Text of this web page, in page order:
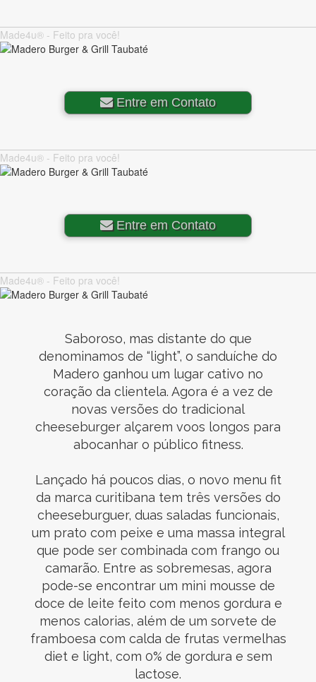
Made4u® - Feito pra você!
Entre em Contato
Made4u® - Feito pra você!
Entre em Contato
Made4u® - Feito pra você!
Saboroso, mas distante do que
denominamos de “light”, o sanduíche do
Madero ganhou um lugar cativo no
coração da clientela. Agora é a vez de
novas versões do tradicional
cheeseburger alçarem voos longos para
abocanhar o público fitness.
Lançado há poucos dias, o novo menu fit
da marca curitibana tem três versões do
cheeseburguer, duas saladas funcionais,
um prato com peixe e uma massa integral
que pode ser combinada com frango ou
camarão. Entre as sobremesas, agora
pode-se encontrar um mini mousse de
doce de leite feito com menos gordura e
menos calorias, além de um sorvete de
framboesa com calda de frutas vermelhas
diet e light, com 0% de gordura e sem
lactose.